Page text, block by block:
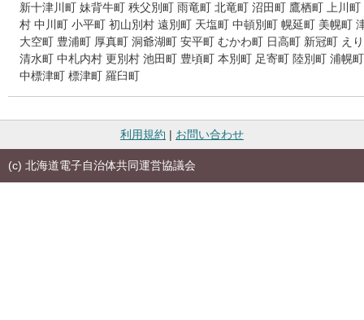
新十津川町 妹背牛町 秩父別町 雨竜町 北竜町 沼田町 鷹栖町
上川町
村 中川町 小平町 初山別村 遠別町 天塩町 中頓別町 幌延町 美幌町
大空町 豊浦町 厚真町 洞爺湖町 安平町 むかわ町 日高町 新冠町 え
清水町 中札内村 更別村 池田町 豊頃町 本別町 足寄町 陸別町 浦幌町
中標津町 標津町 羅臼町
利用規約 | お問い合わせ
(c) 北海道電子自治体共同運営協議会